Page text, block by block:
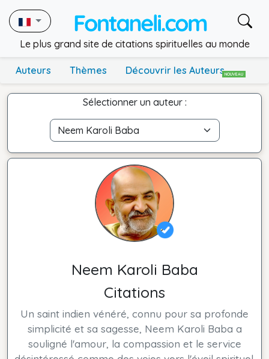
Le plus grand site de citations spirituelles au monde
Auteurs Thèmes Découvrir les AuteursNOUVEAU
Sélectionner un auteur :
Neem Karoli Baba
Citations
Un saint indien vénéré, connu pour sa profonde
simplicité et sa sagesse, Neem Karoli Baba a
souligné l'amour, la compassion et le service